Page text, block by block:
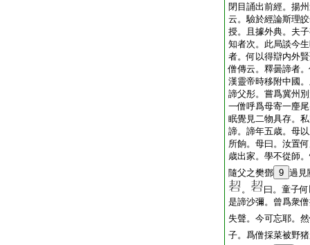
閉目誦出前經。揚
云。驗於經論斯理
授。且據外典。夫
知者次。此局談今
者。何以得辯内外
僧傳云。釋曇諦者
漢靈帝時移附中國
諦父彤。嘗爲冀州
一僧呼爲母寄一麈
眠覺見二物具存。
諦。諦年五歳。母
所餉。母曰。汝置
歳出家。學不從師
隨父之樊鄧 9 過見
。
曰。童子
是諦沙彌。曾爲衆
失聲。今可忘耶。
子。爲僧採菜被野